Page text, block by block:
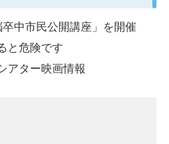
中市民公開講座」を開催
と危険です
アター映画情報